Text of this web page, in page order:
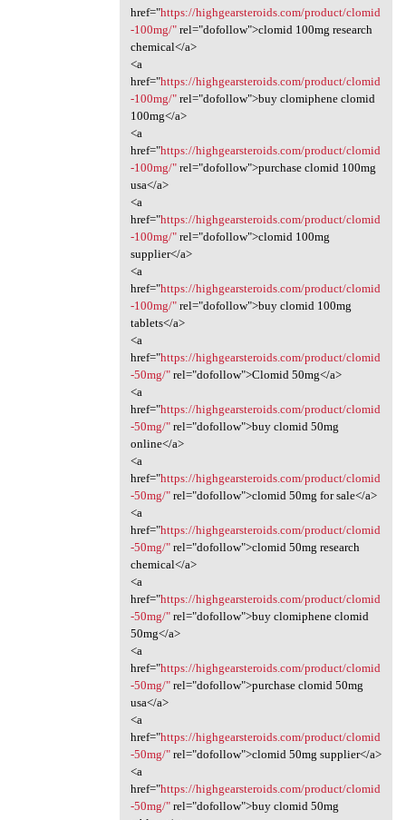
href="https://highgearsteroids.com/product/clomid
-100mg/"rel="dofollow">clomid 100mg research
chemical</a>
<a
href="https://highgearsteroids.com/product/clomid
-100mg/"rel="dofollow">buy clomiphene clomid
100mg</a>
<a
href="https://highgearsteroids.com/product/clomid
-100mg/"rel="dofollow">purchase clomid 100mg
usa</a>
<a
href="https://highgearsteroids.com/product/clomid
-100mg/"rel="dofollow">clomid 100mg
supplier</a>
<a
href="https://highgearsteroids.com/product/clomid
-100mg/"rel="dofollow">buy clomid 100mg
tablets</a>
<a
href="https://highgearsteroids.com/product/clomid
-50mg/"rel="dofollow">Clomid 50mg</a>
<a
href="https://highgearsteroids.com/product/clomid
-50mg/"rel="dofollow">buy clomid 50mg
online</a>
<a
href="https://highgearsteroids.com/product/clomid
-50mg/"rel="dofollow">clomid 50mg for sale</a>
<a
href="https://highgearsteroids.com/product/clomid
-50mg/"rel="dofollow">clomid 50mg research
chemical</a>
<a
href="https://highgearsteroids.com/product/clomid
-50mg/"rel="dofollow">buy clomiphene clomid
50mg</a>
<a
href="https://highgearsteroids.com/product/clomid
-50mg/"rel="dofollow">purchase clomid 50mg
usa</a>
<a
href="https://highgearsteroids.com/product/clomid
-50mg/"rel="dofollow">clomid 50mg supplier</a>
<a
href="https://highgearsteroids.com/product/clomid
-50mg/"rel="dofollow">buy clomid 50mg